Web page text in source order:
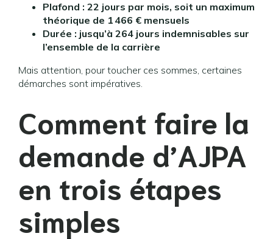
Plafond : 22 jours par mois, soit un maximum
théorique de 1 466 € mensuels
Durée : jusqu’à 264 jours indemnisables sur
l’ensemble de la carrière
Mais attention, pour toucher ces sommes, certaines
démarches sont impératives.
Comment faire la
demande d’AJPA
en trois étapes
simples